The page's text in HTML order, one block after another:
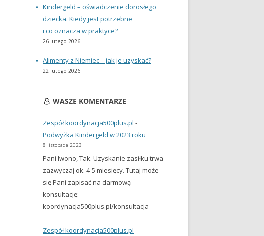
Kindergeld – oświadczenie dorosłego
dziecka. Kiedy jest potrzebne
i co oznacza w praktyce?
26 lutego 2026
Alimenty z Niemiec – jak je uzyskać?
22 lutego 2026
WASZE KOMENTARZE
Zespół koordynacja500plus.pl -
Podwyżka Kindergeld w 2023 roku
8 listopada 2023
Pani Iwono, Tak. Uzyskanie zasiłku trwa
zazwyczaj ok. 4-5 miesięcy. Tutaj może
się Pani zapisać na darmową
konsultację:
koordynacja500plus.pl/konsultacja
Zespół koordynacja500plus.pl -